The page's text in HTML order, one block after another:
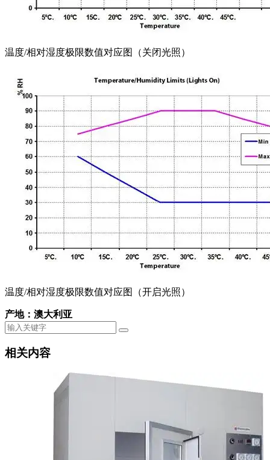
温度/相对湿度极限数值对应图（关闭光照）
温度/相对湿度极限数值对应图（开启光照）
产地：澳大利亚
相关内容